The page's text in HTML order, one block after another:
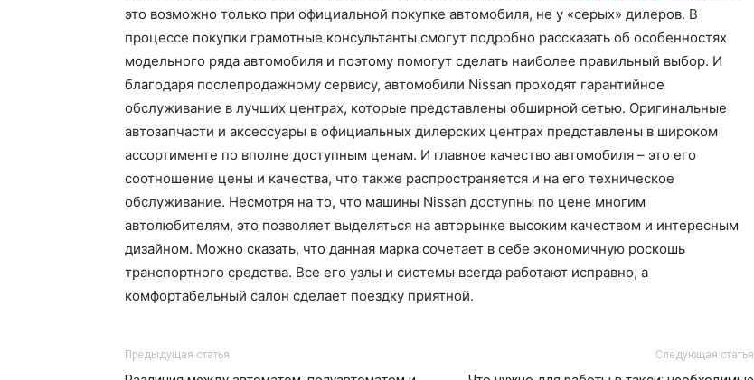
это возможно только при официальной покупке автомобиля, не у «серых» дилеров. В
процессе покупки грамотные консультанты смогут подробно рассказать об особенностях
модельного ряда автомобиля и поэтому помогут сделать наиболее правильный выбор. И
благодаря послепродажному сервису, автомобили Nissan проходят гарантийное
обслуживание в лучших центрах, которые представлены обширной сетью. Оригинальные
автозапчасти и аксессуары в официальных дилерских центрах представлены в широком
ассортименте по вполне доступным ценам. И главное качество автомобиля – это его
соотношение цены и качества, что также распространяется и на его техническое
обслуживание. Несмотря на то, что машины Nissan доступны по цене многим
автолюбителям, это позволяет выделяться на авторынке высоким качеством и интересным
дизайном. Можно сказать, что данная марка сочетает в себе экономичную роскошь
транспортного средства. Все его узлы и системы всегда работают исправно, а
комфортабельный салон сделает поездку приятной.
Предыдущая статья Следующая статья